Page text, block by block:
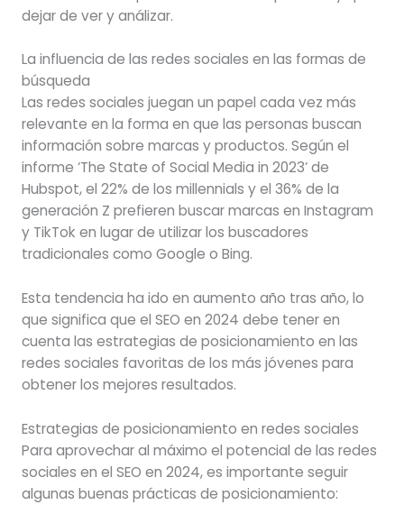
dejar de ver y análizar.
La influencia de las redes sociales en las formas de
búsqueda
Las redes sociales juegan un papel cada vez más
relevante en la forma en que las personas buscan
información sobre marcas y productos. Según el
informe ‘The State of Social Media in 2023’ de
Hubspot, el 22% de los millennials y el 36% de la
generación Z prefieren buscar marcas en Instagram
y TikTok en lugar de utilizar los buscadores
tradicionales como Google o Bing.
Esta tendencia ha ido en aumento año tras año, lo
que significa que el SEO en 2024 debe tener en
cuenta las estrategias de posicionamiento en las
redes sociales favoritas de los más jóvenes para
obtener los mejores resultados.
Estrategias de posicionamiento en redes sociales
Para aprovechar al máximo el potencial de las redes
sociales en el SEO en 2024, es importante seguir
algunas buenas prácticas de posicionamiento: